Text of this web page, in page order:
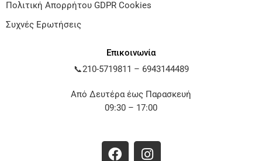
Πολιτική Απορρήτου GDPR Cookies
Συχνές Ερωτήσεις
Επικοινωνία
📞210-5719811 – 6943144489
Από Δευτέρα έως Παρασκευή
09:30 – 17:00